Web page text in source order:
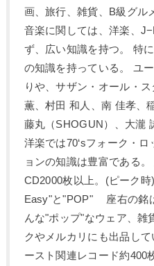
画、旅行、雑貨、B級グル
音楽に関しては、洋楽、
ず、広い知識を持つ。 特
の知識を持っている。 ユ
りや、サザン・オール・
薫、村田 和人、南 佳孝、
藤丸（SHOGUN）、大瀧
洋楽では70‘sフォーク・
ョンの知識は豊富である
CD2000枚以上。(ピーク
Easy"と"POP" 座右の銘
んな"ポップ"なウェア、雑
クやメルカリにも出品し
ースト関連レコード約400